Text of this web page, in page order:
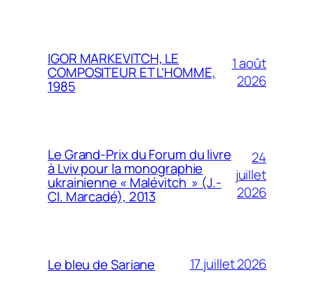
IGOR MARKEVITCH, LE
COMPOSITEUR ET L’HOMME,
1985
1 août
2026
Le Grand-Prix du Forum du livre
à Lviv pour la monographie
ukrainienne « Malévitch » (J.-
Cl. Marcadé), 2013
24
juillet
2026
Le bleu de Sariane 17 juillet 2026